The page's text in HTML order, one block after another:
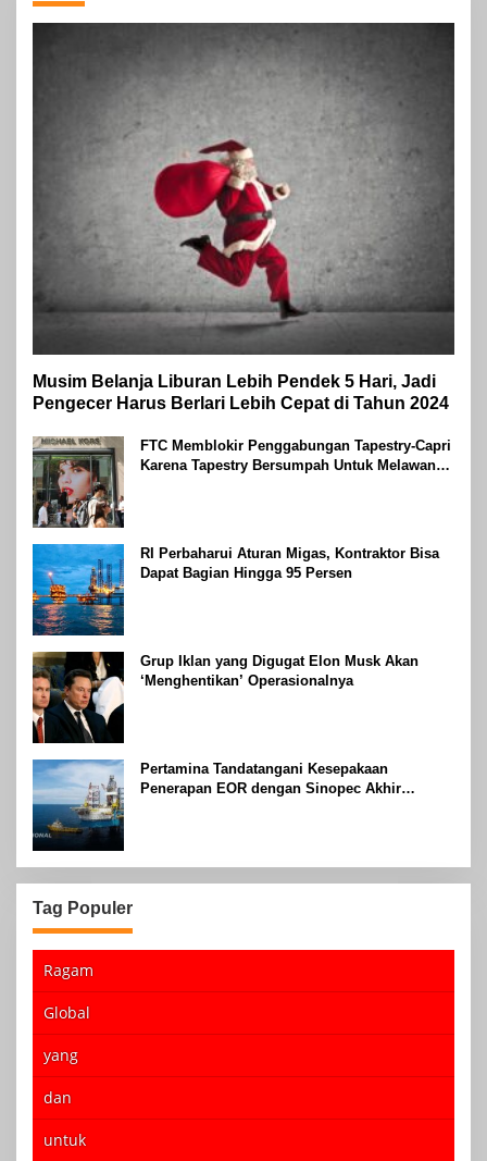
Musim Belanja Liburan Lebih Pendek 5 Hari, Jadi
Pengecer Harus Berlari Lebih Cepat di Tahun 2024
FTC Memblokir Penggabungan Tapestry-Capri
Karena Tapestry Bersumpah Untuk Melawan
RI Perbaharui Aturan Migas, Kontraktor Bisa
Dapat Bagian Hingga 95 Persen
Grup Iklan yang Digugat Elon Musk Akan
‘Menghentikan’ Operasionalnya
Pertamina Tandatangani Kesepakaan
Penerapan EOR dengan Sinopec Akhir
Tag Populer
Ragam
Global
yang
dan
untuk